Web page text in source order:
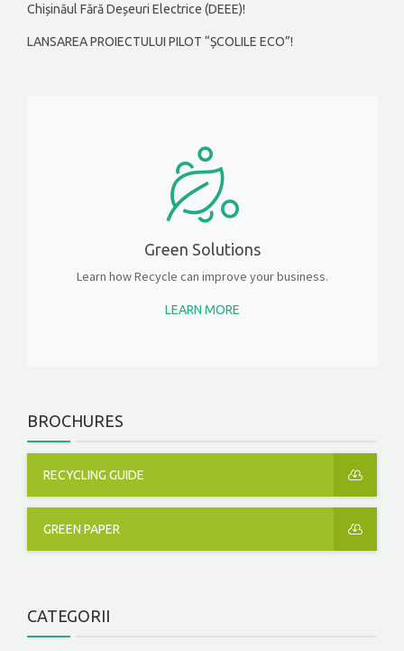
Chișinăul Fără Deșeuri Electrice (DEEE)!
LANSAREA PROIECTULUI PILOT “ȘCOLILE ECO”!
Green Solutions
Learn how Recycle can improve your business.
LEARN MORE
BROCHURES
RECYCLING GUIDE
GREEN PAPER
CATEGORII